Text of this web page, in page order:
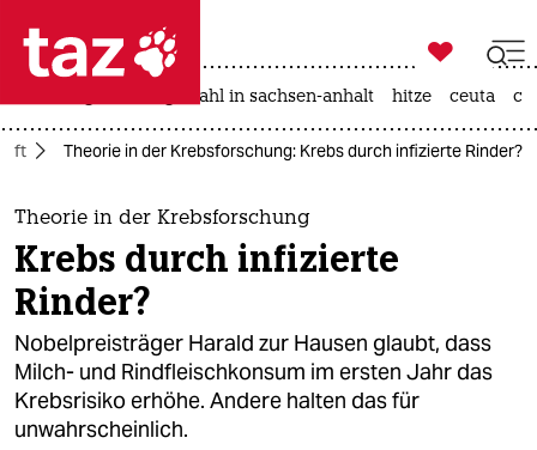
 taz zahl ich
taz zahl ich
themen
politik
öko
gesellschaft
kultur

taz zahl ich
landtagswahl in sachsen-anhalt hitze ceuta
Theorie in der Krebsforschung: Krebs durch infizierte Rinder?
Theorie in der Krebsforschung
Krebs durch infizierte
Rinder?
Nobelpreisträger Harald zur Hausen glaubt, dass
Milch- und Rindfleischkonsum im ersten Jahr das
Krebsrisiko erhöhe. Andere halten das für
unwahrscheinlich.